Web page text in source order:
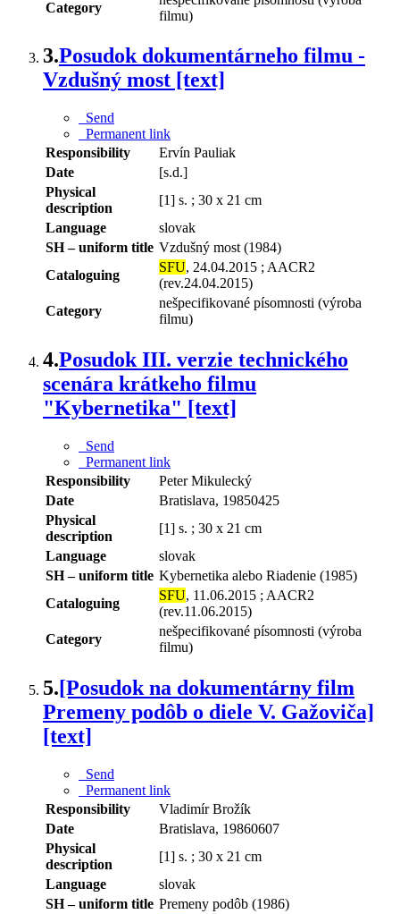
Category
filmu)
3.Posudok dokumentárneho filmu -
Vzdušný most [text]
Send
Permanent link
Responsibility
Ervín Pauliak
Date
[s.d.]
Physical
description
[1] s. ; 30 x 21 cm
Language
slovak
SH – uniform title Vzdušný most (1984)
Cataloguing
SFU, 24.04.2015 ; AACR2
(rev.24.04.2015)
Category
nešpecifikované písomnosti (výroba
filmu)
4.Posudok III. verzie technického
scenára krátkeho filmu
"Kybernetika" [text]
Send
Permanent link
Responsibility
Peter Mikulecký
Date
Bratislava, 19850425
Physical
description
[1] s. ; 30 x 21 cm
Language
slovak
SH – uniform title Kybernetika alebo Riadenie (1985)
Cataloguing
SFU, 11.06.2015 ; AACR2
(rev.11.06.2015)
Category
nešpecifikované písomnosti (výroba
filmu)
5.[Posudok na dokumentárny film
Premeny podôb o diele V. Gažoviča]
[text]
Send
Permanent link
Responsibility
Vladimír Brožík
Date
Bratislava, 19860607
Physical
description
[1] s. ; 30 x 21 cm
Language
slovak
SH – uniform title Premeny podôb (1986)